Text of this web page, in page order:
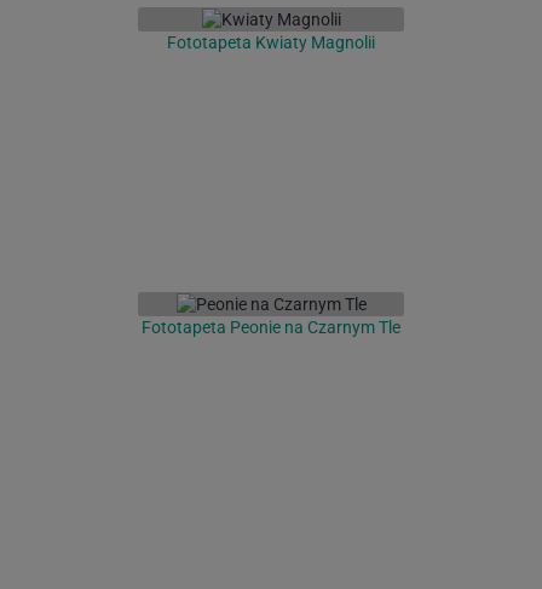
Fototapeta Kwiaty Magnolii
Fototapeta Peonie na Czarnym Tle